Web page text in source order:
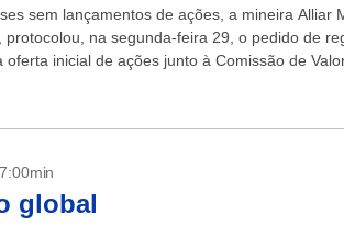
sem lançamentos de ações, a mineira Alliar
protocolou, na segunda-feira 29, o pedido de
oferta inicial de ações junto à Comissão de
global